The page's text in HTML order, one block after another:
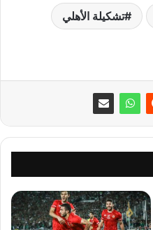
تشكيلة الأهلي